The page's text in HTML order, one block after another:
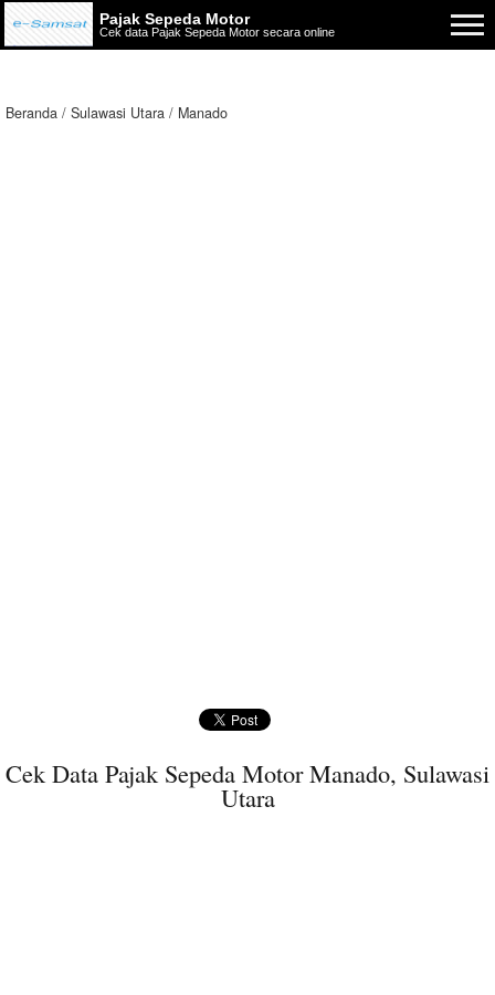
Pajak Sepeda Motor
Cek data Pajak Sepeda Motor secara online
Beranda Sulawasi Utara Manado
Cek Data Pajak Sepeda Motor Manado, Sulawasi
Utara